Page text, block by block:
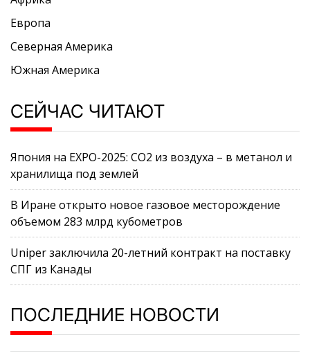
Европа
Северная Америка
Южная Америка
СЕЙЧАС ЧИТАЮТ
Япония на EXPO-2025: CO2 из воздуха – в метанол и
хранилища под землей
В Иране открыто новое газовое месторождение
объемом 283 млрд кубометров
Uniper заключила 20-летний контракт на поставку
СПГ из Канады
ПОСЛЕДНИЕ НОВОСТИ